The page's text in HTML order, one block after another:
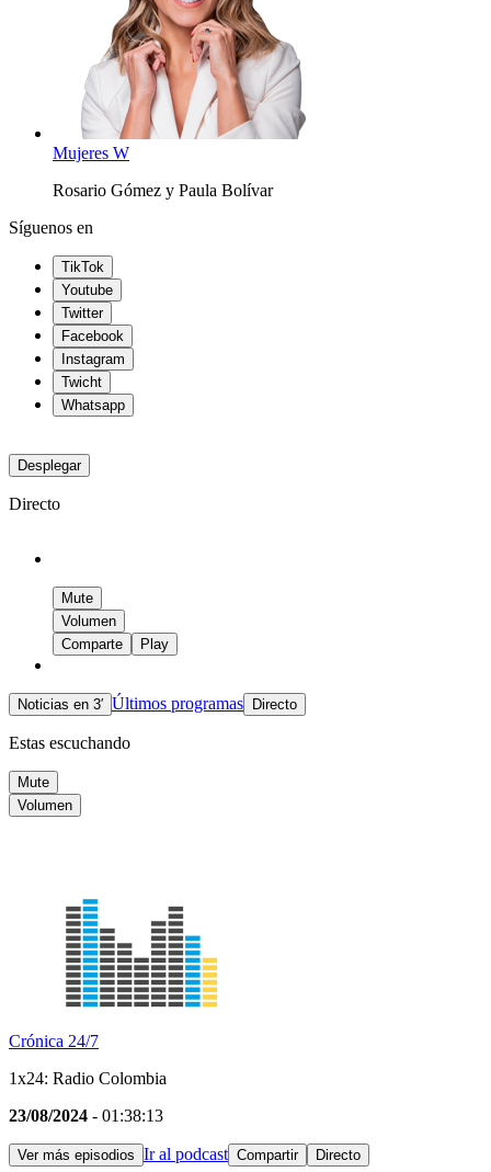
Mujeres W
Rosario Gómez y Paula Bolívar
Síguenos en
TikTok
Youtube
Twitter
Facebook
Instagram
Twicht
Whatsapp
Desplegar
Directo
Mute
Volumen
Comparte
Play
Noticias en 3′ Últimos programas Directo
Estas escuchando
Mute
Volumen
Crónica 24/7
1x24: Radio Colombia
23/08/2024 - 01:38:13
Ver más episodios Ir al podcast Compartir Directo